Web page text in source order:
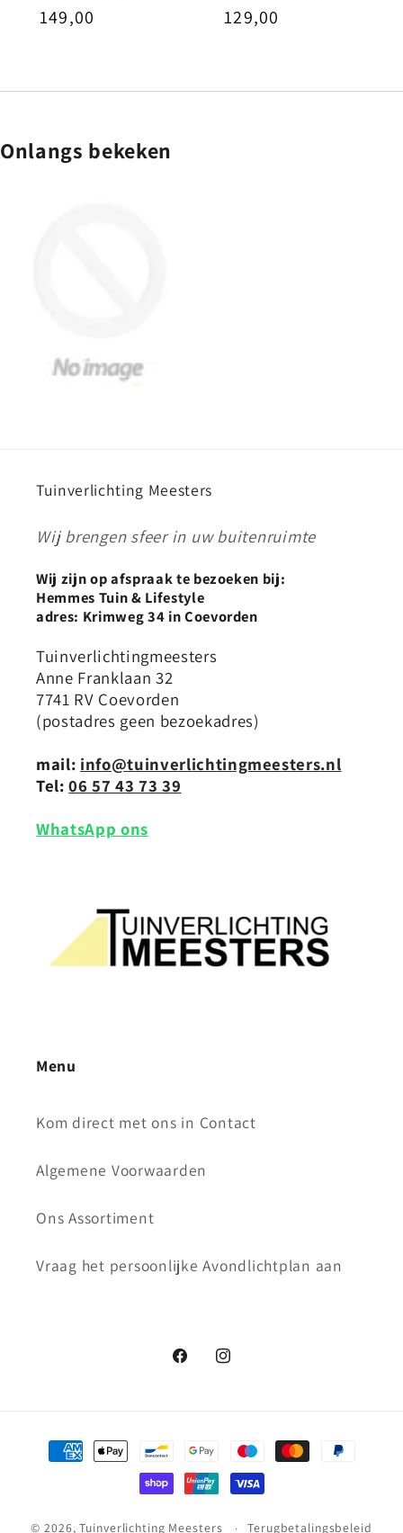
Normale
149,00
Normale
129,00
Onlangs bekeken
Tuinverlichting Meesters
Wij brengen sfeer in uw buitenruimte
Wij zijn op afspraak te bezoeken bij:
Hemmes Tuin & Lifestyle
adres: Krimweg 34 in Coevorden
Tuinverlichtingmeesters
Anne Franklaan 32
7741 RV Coevorden
(postadres geen bezoekadres)
mail: info@tuinverlichtingmeesters.nl
Tel:06 57 43 73 39
WhatsApp ons
Menu
Kom direct met ons in Contact
Algemene Voorwaarden
Ons Assortiment
Vraag het persoonlijke Avondlichtplan aan
FacebookInstagram
Betaalmethoden
© 2026,Tuinverlichting Meesters Terugbetalingsbeleid